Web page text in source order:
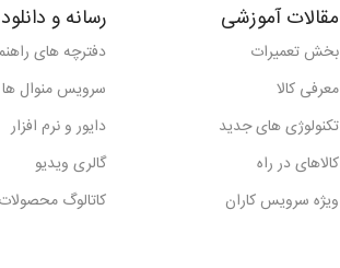
مقالات آموزشی
بخش تعمیرات
معرفی کالا
تکنولوژی های جدید
کالاهای در راه
ویژه سرویس کاران
رسانه و دانلود
دفترچه های
سرویس منوال ها
دایور و نرم افزار
گالری ویدیو
کاتالوگ